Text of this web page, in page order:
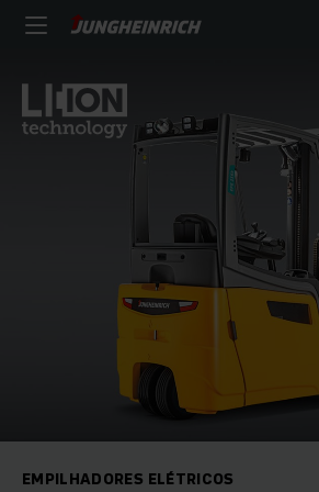
EMPILHADORES ELÉTRICOS